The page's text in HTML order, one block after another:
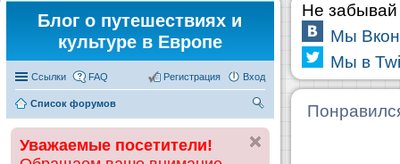
Блог о путешествиях и
культуре в Европе
Ссылки FAQ Вход
Регистрация
Список форумов
ск
Уважаемые посетители!
Не забывай
Мы
Мы в